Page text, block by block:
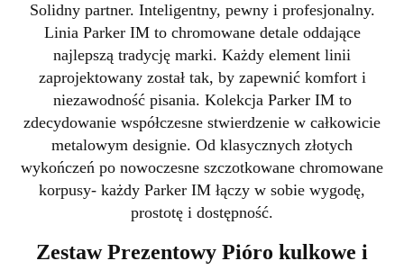
Solidny partner. Inteligentny, pewny i profesjonalny.
Linia Parker IM to chromowane detale oddające
najlepszą tradycję marki. Każdy element linii
zaprojektowany został tak, by zapewnić komfort i
niezawodność pisania. Kolekcja Parker IM to
zdecydowanie współczesne stwierdzenie w całkowicie
metalowym designie. Od klasycznych złotych
wykończeń po nowoczesne szczotkowane chromowane
korpusy- każdy Parker IM łączy w sobie wygodę,
prostotę i dostępność.
Zestaw Prezentowy Pióro kulkowe i